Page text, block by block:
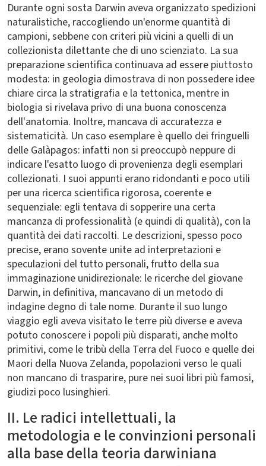
Durante ogni sosta Darwin aveva organizzato spedizioni
naturalistiche, raccogliendo un'enorme quantità di
campioni, sebbene con criteri più vicini a quelli di un
collezionista dilettante che di uno scienziato. La sua
preparazione scientifica continuava ad essere piuttosto
modesta: in geologia dimostrava di non possedere idee
chiare circa la stratigrafia e la tettonica, mentre in
biologia si rivelava privo di una buona conoscenza
dell'anatomia. Inoltre, mancava di accuratezza e
sistematicità. Un caso esemplare è quello dei fringuelli
delle Galàpagos: infatti non si preoccupò neppure di
indicare l'esatto luogo di provenienza degli esemplari
collezionati. I suoi appunti erano ridondanti e poco utili
per una ricerca scientifica rigorosa, coerente e
sequenziale: egli tentava di sopperire una certa
mancanza di professionalità (e quindi di qualità), con la
quantità dei dati raccolti. Le descrizioni, spesso poco
precise, erano sovente unite ad interpretazioni e
speculazioni del tutto personali, frutto della sua
immaginazione unidirezionale: le ricerche del giovane
Darwin, in definitiva, mancavano di un metodo di
indagine degno di tale nome. Durante il suo lungo
viaggio egli aveva visitato le terre più diverse e aveva
potuto conoscere i popoli più disparati, anche molto
primitivi, come le tribù della Terra del Fuoco e quelle dei
Maori della Nuova Zelanda, popolazioni verso le quali
non mancano di trasparire, pure nei suoi libri più famosi,
giudizi poco lusinghieri.
II. Le radici intellettuali, la
metodologia e le convinzioni personali
alla base della teoria darwiniana